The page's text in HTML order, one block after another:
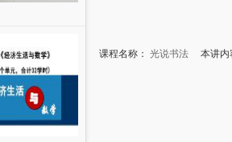
课程名称： 光说书法 本讲内